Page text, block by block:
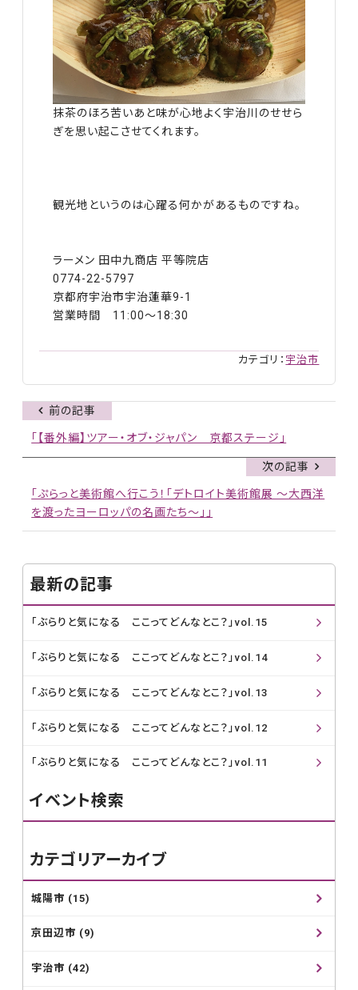
抹茶のほろ苦いあと味が心地よく宇治川のせせら
ぎを思い起こさせてくれます。
観光地というのは心躍る何かがあるものですね。
ラーメン 田中九商店 平等院店
0774-22-5797
京都府宇治市宇治蓮華9-1
営業時間 11:00～18:30
カテゴリ： 宇治市
前の記事
「【番外編】ツアー・オブ・ジャパン 京都ステージ」
次の記事
「ぷらっと美術館へ行こう！「デトロイト美術館展 ～大西洋
を渡ったヨーロッパの名画たち～」」
最新の記事
「ぶらりと気になる ここってどんなとこ？」vol.15
「ぶらりと気になる ここってどんなとこ？」vol.14
「ぶらりと気になる ここってどんなとこ？」vol.13
「ぶらりと気になる ここってどんなとこ？」vol.12
「ぶらりと気になる ここってどんなとこ？」vol.11
イベント検索
カテゴリアーカイブ
城陽市 (15)
京田辺市 (9)
宇治市 (42)